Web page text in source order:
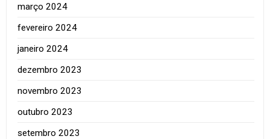
março 2024
fevereiro 2024
janeiro 2024
dezembro 2023
novembro 2023
outubro 2023
setembro 2023